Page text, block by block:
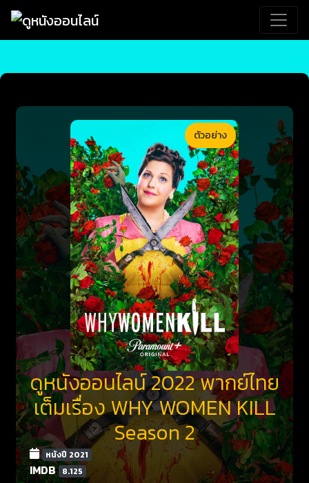
ตัวอย่าง
ดูหนังออนไลน์ 2022 พากย์ไทย
เต็มเรื่อง WHY WOMEN KILL
Season 2
หนังปี 2021
IMDB 8.125